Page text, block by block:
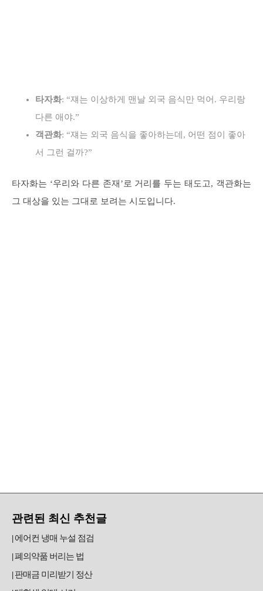
타자화: “쟤는 이상하게 맨날 외국 음식만 먹어. 우리랑
다른 애야.”
객관화: “쟤는 외국 음식을 좋아하는데, 어떤 점이 좋아
서 그런 걸까?”
타자화는 ‘우리와 다른 존재’로 거리를 두는 태도고, 객관화는
그 대상을 있는 그대로 보려는 시도입니다.
관련된 최신 추천글
에어컨 냉매 누설 점검
폐의약품 버리는 법
판매금 미리받기 정산